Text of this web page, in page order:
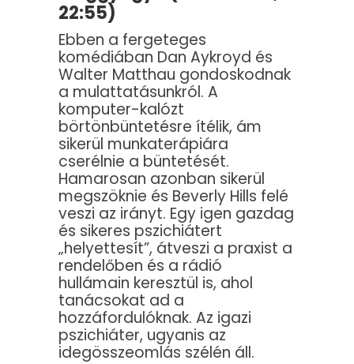
22:55)
Ebben a fergeteges
komédiában Dan Aykroyd és
Walter Matthau gondoskodnak
a mulattatásunkról. A
komputer-kalózt
börtönbüntetésre ítélik, ám
sikerül munkaterápiára
cserélnie a büntetését.
Hamarosan azonban sikerül
megszöknie és Beverly Hills felé
veszi az irányt. Egy igen gazdag
és sikeres pszichiátert
„helyettesít”, átveszi a praxist a
rendelőben és a rádió
hullámain keresztül is, ahol
tanácsokat ad a
hozzáfordulóknak. Az igazi
pszichiáter, ugyanis az
idegösszeomlás szélén áll.